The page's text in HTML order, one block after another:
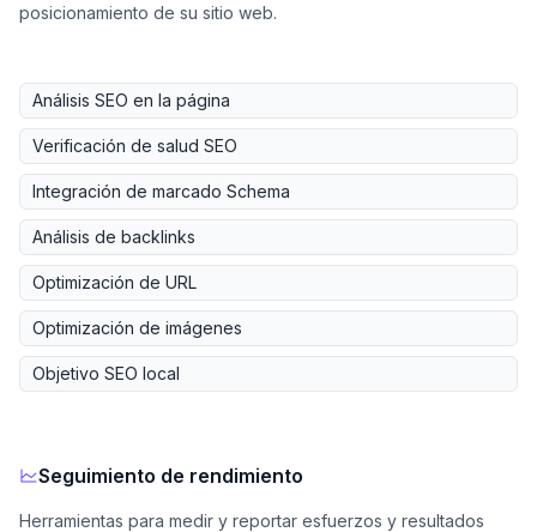
posicionamiento de su sitio web.
Análisis SEO en la página
Verificación de salud SEO
Integración de marcado Schema
Análisis de backlinks
Optimización de URL
Optimización de imágenes
Objetivo SEO local
Seguimiento de rendimiento
Herramientas para medir y reportar esfuerzos y resultados